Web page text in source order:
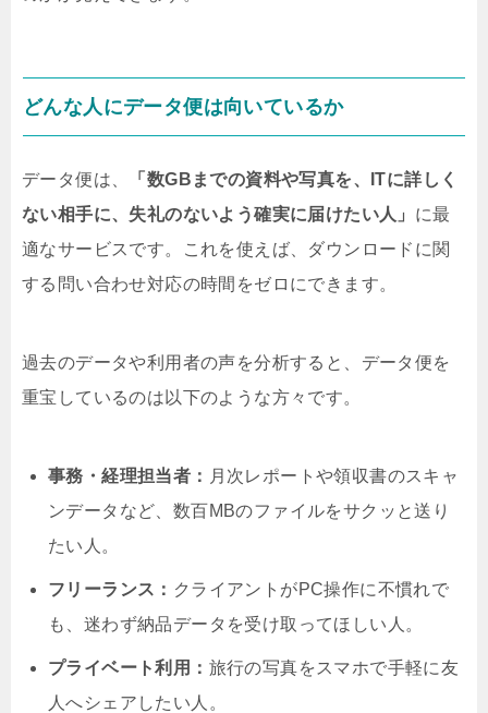
どんな人にデータ便は向いているか
データ便は、
「数GBまでの資料や写真を、ITに詳しく
ない相手に、失礼のないよう確実に届けたい人」 に最
適なサービスです。これを使えば、ダウンロードに関
する問い合わせ対応の時間をゼロにできます。
過去のデータや利用者の声を分析すると、データ便を
重宝しているのは以下のような方々です。
事務・経理担当者： 月次レポートや領収書のスキャ
ンデータなど、数百MBのファイルをサクッと送り
たい人。
フリーランス： クライアントがPC操作に不慣れで
も、迷わず納品データを受け取ってほしい人。
プライベート利用： 旅行の写真をスマホで手軽に友
人へシェアしたい人。